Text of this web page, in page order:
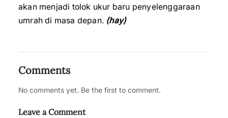
akan menjadi tolok ukur baru penyelenggaraan
umrah di masa depan. (hay)
Comments
No comments yet. Be the first to comment.
Leave a Comment